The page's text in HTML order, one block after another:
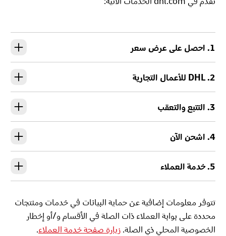
1. احصل على عرض سعر
2. DHL للأعمال التجارية
3. التتبع والتعقب
4. اشحن الآن
5. خدمة العملاء
تتوفر معلومات إضافية عن حماية البيانات في خدمات ومنتجات
محددة على بوابة العملاء ذات الصلة في الأقسام و/أو إخطار
الخصوصية المحلي ذي الصلة.زيارة صفحة خدمة العملاء.